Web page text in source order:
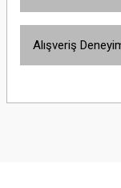
yetersiz gördüğünüz
Alışveriş